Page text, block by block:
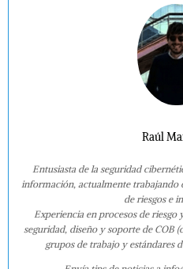
Raúl
Entusiasta de la seguridad
información, actualmente trabajando
de riesgos e
Experiencia en procesos de
seguridad, diseño y soporte de COB
grupos de trabajo y estándares